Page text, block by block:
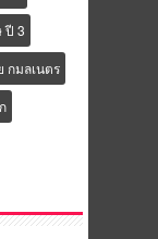
ปี 3
กมลเนตร